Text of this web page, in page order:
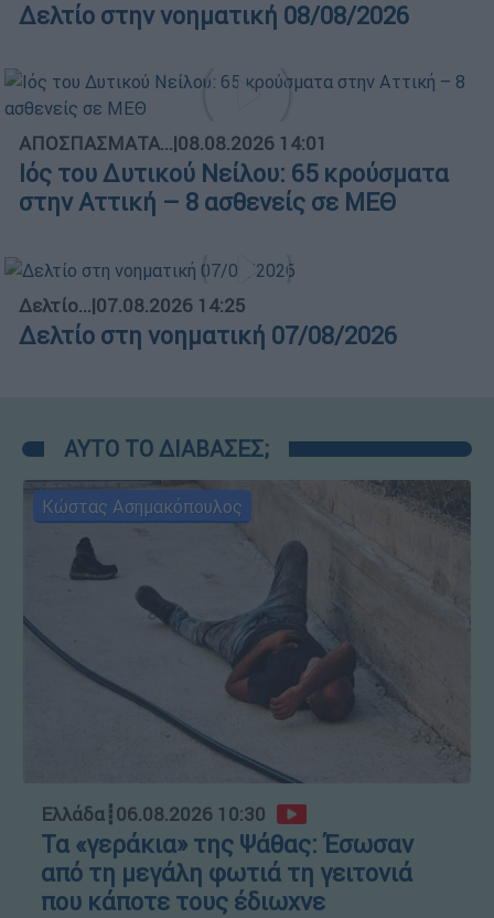
Δελτίο στην νοηματική 08/08/2026
ΑΠΟΣΠΑΣΜΑΤΑ...|08.08.2026 14:01
Ιός του Δυτικού Νείλου: 65 κρούσματα
στην Αττική – 8 ασθενείς σε ΜΕΘ
Δελτίο...|07.08.2026 14:25
Δελτίο στη νοηματική 07/08/2026
ΑΥΤΟ ΤΟ ΔΙΑΒΑΣΕΣ;
Κώστας Ασημακόπουλος
Ελλάδα┋06.08.2026 10:30
Τα «γεράκια» της Ψάθας: Έσωσαν
από τη μεγάλη φωτιά τη γειτονιά
που κάποτε τους έδιωχνε